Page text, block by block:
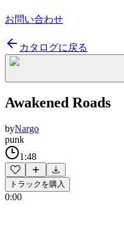
お問い合わせ
カタログに戻る
Awakened Roads
byNargo
punk
1:48
トラックを購入
0:00